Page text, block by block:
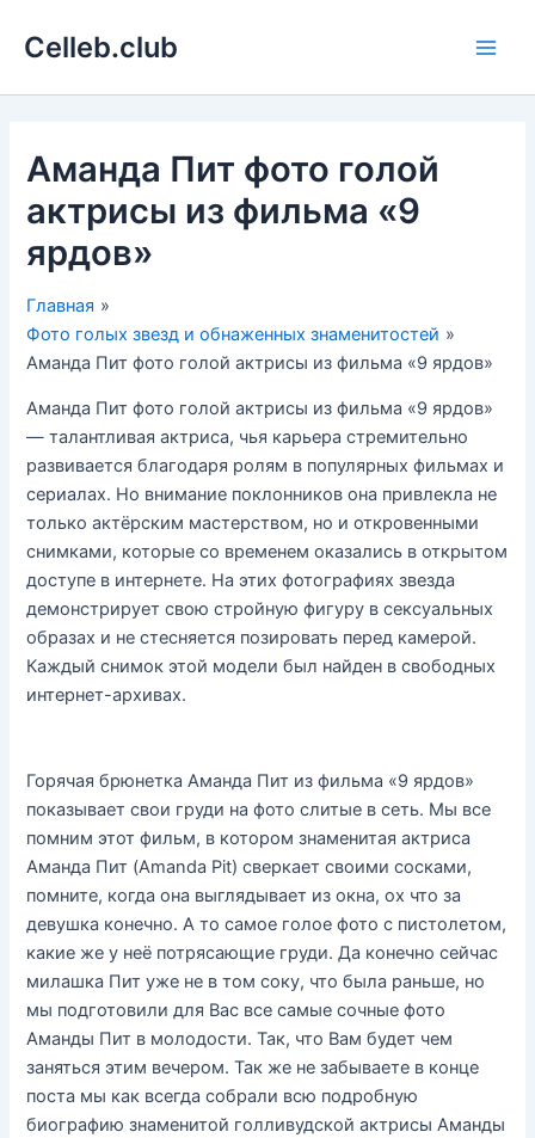
Celleb.club
Аманда Пит фото голой
актрисы из фильма «9
ярдов»
Главная
Фото голых звезд и обнаженных знаменитостей
Аманда Пит фото голой актрисы из фильма «9 ярдов»
Аманда Пит фото голой актрисы из фильма «9 ярдов»
— талантливая актриса, чья карьера стремительно
развивается благодаря ролям в популярных фильмах и
сериалах. Но внимание поклонников она привлекла не
только актёрским мастерством, но и откровенными
снимками, которые со временем оказались в открытом
доступе в интернете. На этих фотографиях звезда
демонстрирует свою стройную фигуру в сексуальных
образах и не стесняется позировать перед камерой.
Каждый снимок этой модели был найден в свободных
интернет-архивах.
Горячая брюнетка Аманда Пит из фильма «9 ярдов»
показывает свои груди на фото слитые в сеть. Мы все
помним этот фильм, в котором знаменитая актриса
Аманда Пит (Amanda Pit) сверкает своими сосками,
помните, когда она выглядывает из окна, ох что за
девушка конечно. А то самое голое фото с пистолетом,
какие же у неё потрясающие груди. Да конечно сейчас
милашка Пит уже не в том соку, что была раньше, но
мы подготовили для Вас все самые сочные фото
Аманды Пит в молодости. Так, что Вам будет чем
заняться этим вечером. Так же не забываете в конце
поста мы как всегда собрали всю подробную
биографию знаменитой голливудской актрисы Аманды